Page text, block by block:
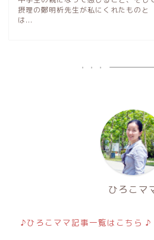
摂理の鄭明析先生が私にくれたものと
は...
ひろこマ
♪ひろこママ記事一覧はこちら ♪